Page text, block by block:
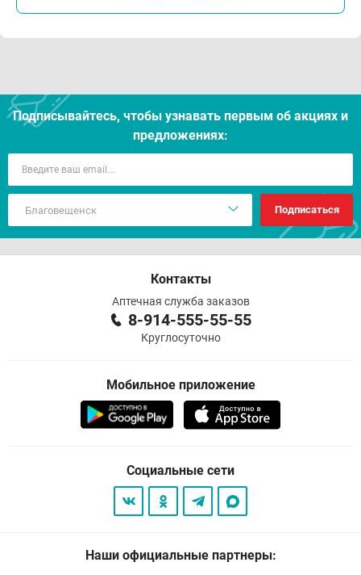
Подписывайтесь, чтобы узнавать первым об акцияx и
предложениях:
Подписаться
Контакты
Аптечная служба заказов
8-914-555-55-55
Круглосуточно
Мобильное приложение
Социальные сети
Наши официальные партнеры: